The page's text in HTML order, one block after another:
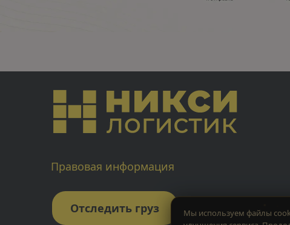
Правовая информация
Отследить груз
Мы используем файлы